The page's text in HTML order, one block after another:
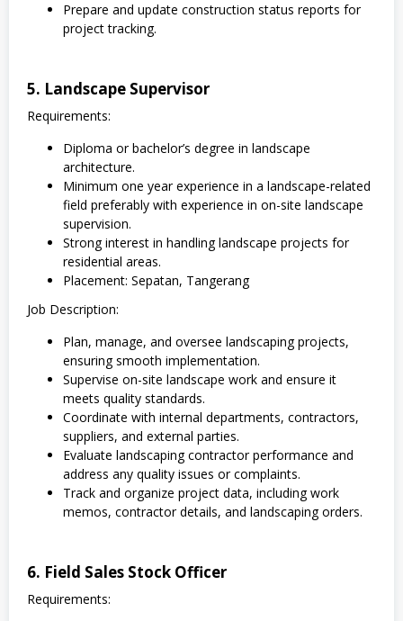
Prepare and update construction status reports for
project tracking.
5. Landscape Supervisor
Requirements:
Diploma or bachelor’s degree in landscape
architecture.
Minimum one year experience in a landscape-related
field preferably with experience in on-site landscape
supervision.
Strong interest in handling landscape projects for
residential areas.
Placement: Sepatan, Tangerang
Job Description:
Plan, manage, and oversee landscaping projects,
ensuring smooth implementation.
Supervise on-site landscape work and ensure it
meets quality standards.
Coordinate with internal departments, contractors,
suppliers, and external parties.
Evaluate landscaping contractor performance and
address any quality issues or complaints.
Track and organize project data, including work
memos, contractor details, and landscaping orders.
6. Field Sales Stock Officer
Requirements: